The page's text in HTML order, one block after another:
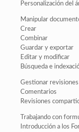
Personalización del
Manipular
Crear
Combinar
Guardar y exportar
Editar y modificar
Búsqueda e
Gestionar
Comentarios
Revisiones
Trabajando con
Introducción a los